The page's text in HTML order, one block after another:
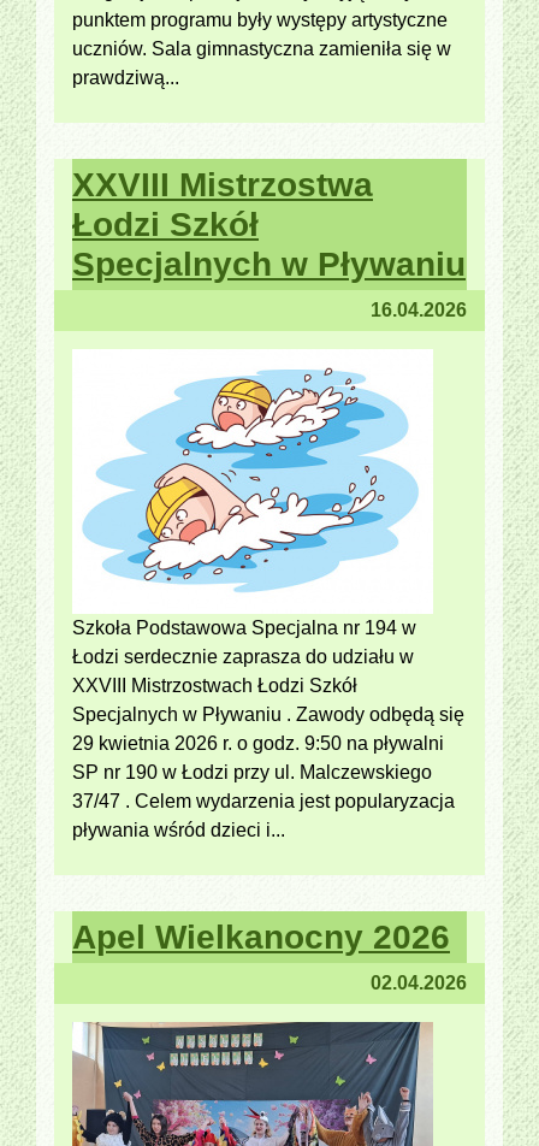
punktem programu były występy artystyczne
uczniów. Sala gimnastyczna zamieniła się w
prawdziwą...
XXVIII Mistrzostwa
Łodzi Szkół
Specjalnych w Pływaniu
16.04.2026
Szkoła Podstawowa Specjalna nr 194 w
Łodzi serdecznie zaprasza do udziału w
XXVIII Mistrzostwach Łodzi Szkół
Specjalnych w Pływaniu . Zawody odbędą się
29 kwietnia 2026 r. o godz. 9:50 na pływalni
SP nr 190 w Łodzi przy ul. Malczewskiego
37/47 . Celem wydarzenia jest popularyzacja
pływania wśród dzieci i...
Apel Wielkanocny 2026
02.04.2026